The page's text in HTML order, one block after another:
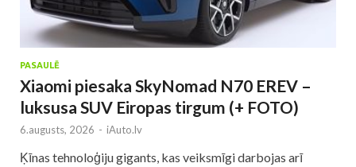
PASAULĒ
Xiaomi piesaka SkyNomad N70 EREV –
luksusa SUV Eiropas tirgum (+ FOTO)
6.augusts, 2026 - iAuto.lv
Ķīnas tehnoloģiju gigants, kas veiksmīgi darbojas arī